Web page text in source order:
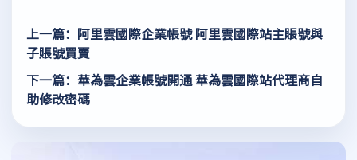
上一篇：阿里雲國際企業帳號 阿里雲國際站主賬號與
子賬號買賣
下一篇：華為雲企業帳號開通 華為雲國際站代理商自
助修改密碼